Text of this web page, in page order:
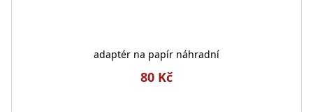
adaptér na papír náhradní
80 Kč